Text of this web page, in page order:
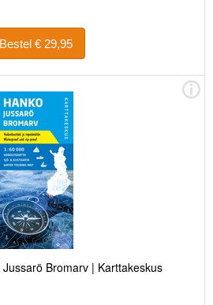
Bestel € 29,95
Bromarv | Karttakeskus